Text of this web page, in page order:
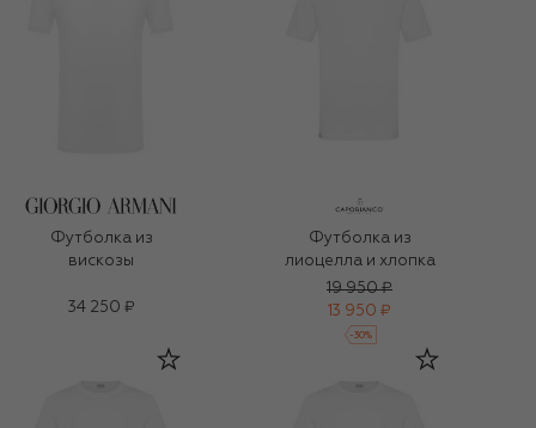
Футболка из
вискозы
34 250 ₽
Футболка из
лиоцелла и хлопка
19 950 ₽
13 950 ₽
-30%